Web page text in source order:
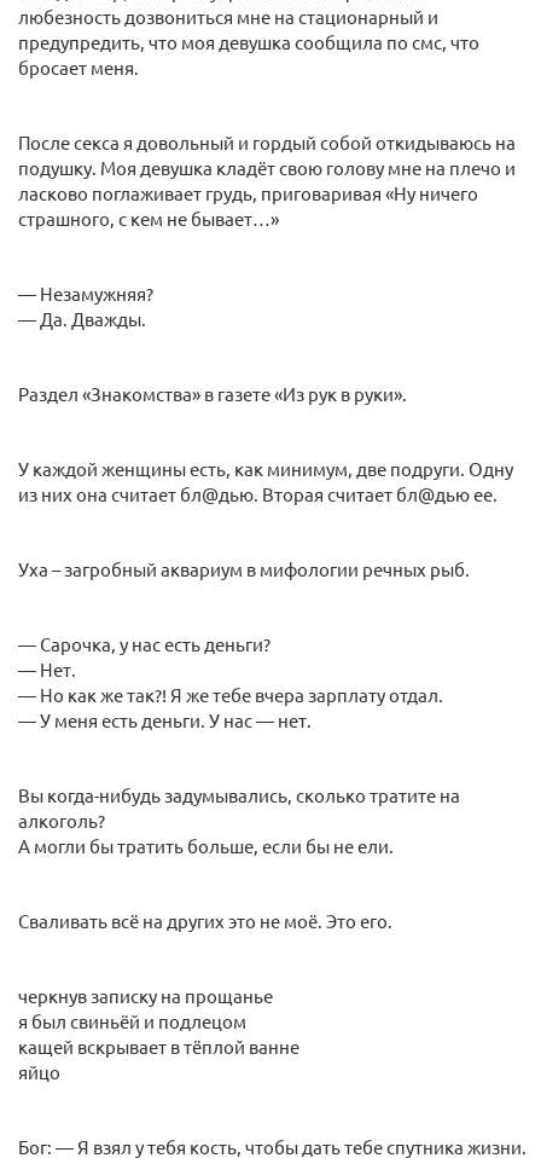
любезность дозвониться мне на стационарный и
предупредить, что моя девушка сообщила по смс, что
бросает меня.
После секса я довольный и гордый собой откидываюсь на
подушку. Моя девушка кладёт свою голову мне на плечо и
ласково поглаживает грудь, приговаривая «Ну ничего
страшного, с кем не бывает…»
— Незамужняя?
— Да. Дважды.
Раздел «Знакомства» в газете «Из рук в руки».
У каждой женщины есть, как минимум, две подруги. Одну
из них она считает бл@дью. Вторая считает бл@дью ее.
Уха – загробный аквариум в мифологии речных рыб.
— Сарочка, у нас есть деньги?
— Нет.
— Но как же так?! Я же тебе вчера зарплату отдал.
— У меня есть деньги. У нас — нет.
Вы когда-нибудь задумывались, сколько тратите на
алкоголь?
А могли бы тратить больше, если бы не ели.
Сваливать всё на других это не моё. Это его.
черкнув записку на прощанье
я был свиньёй и подлецом
кащей вскрывает в тёплой ванне
яйцо
Бог: — Я взял у тебя кость, чтобы дать тебе спутника жизни.